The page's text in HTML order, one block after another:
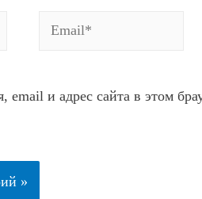
Email*
email и адрес сайта в этом